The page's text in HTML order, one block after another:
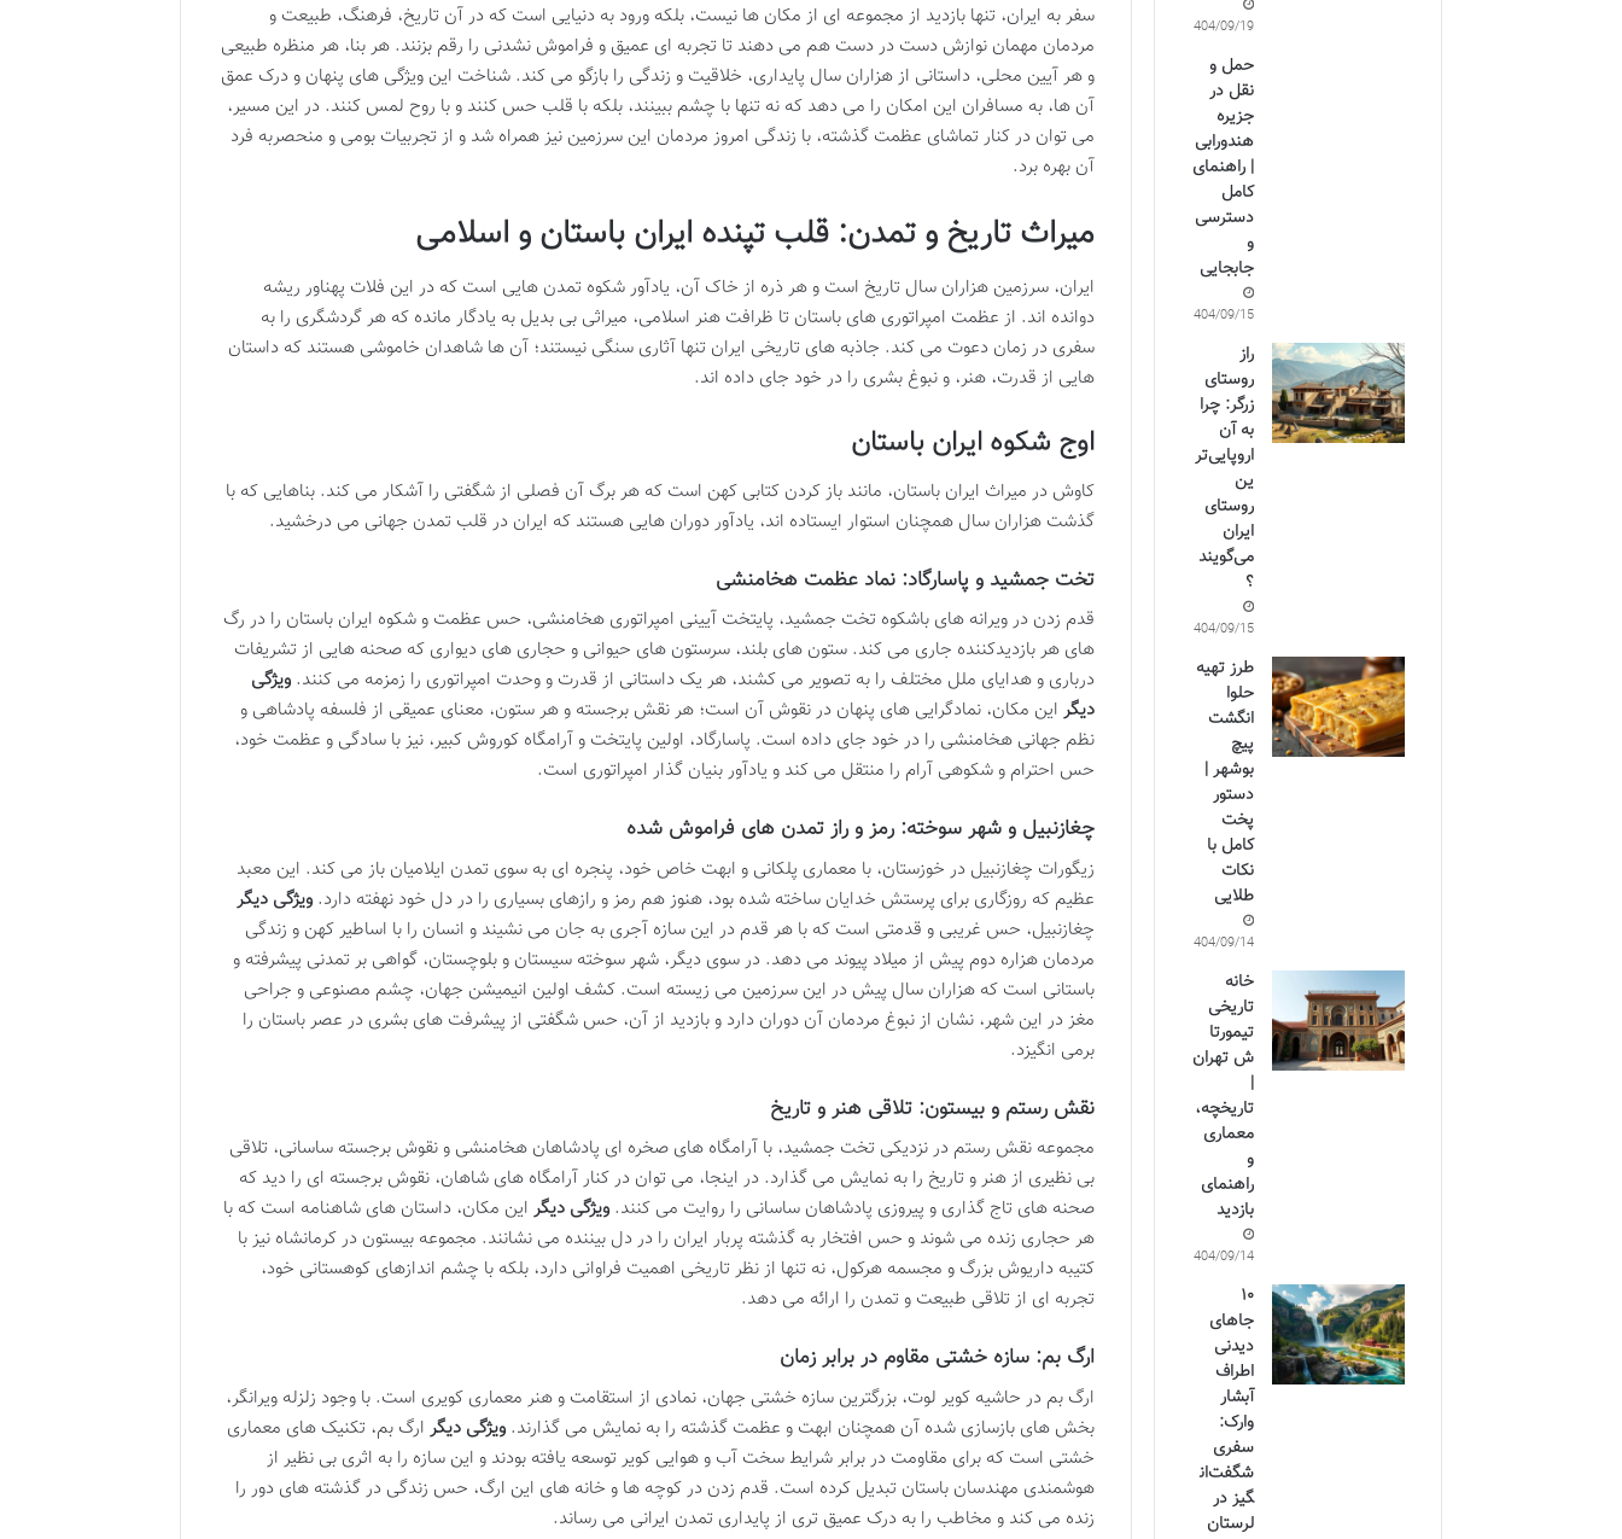
سفر به ایران، تنها بازدید از مجموعه ای از مکان ها نیست، بلکه ورود به دنیایی است که در آن تاریخ، فرهنگ، طبیعت و
مردمان مهمان نوازش دست در دست هم می دهند تا تجربه ای عمیق و فراموش نشدنی را رقم بزنند. هر بنا، هر منظره طبیعی
و هر آیین محلی، داستانی از هزاران سال پایداری، خلاقیت و زندگی را بازگو می کند. شناخت این ویژگی های پنهان و درک عمق
آن ها، به مسافران این امکان را می دهد که نه تنها با چشم ببینند، بلکه با قلب حس کنند و با روح لمس کنند. در این مسیر،
می توان در کنار تماشای عظمت گذشته، با زندگی امروز مردمان این سرزمین نیز همراه شد و از تجربیات بومی و منحصربه فرد
آن بهره برد.
میراث تاریخ و تمدن: قلب تپنده ایران باستان و اسلامی
ایران، سرزمین هزاران سال تاریخ است و هر ذره از خاک آن، یادآور شکوه تمدن هایی است که در این فلات پهناور ریشه
دوانده اند. از عظمت امپراتوری های باستان تا ظرافت هنر اسلامی، میراثی بی بدیل به یادگار مانده که هر گردشگری را به
سفری در زمان دعوت می کند. جاذبه های تاریخی ایران تنها آثاری سنگی نیستند؛ آن ها شاهدان خاموشی هستند که داستان
هایی از قدرت، هنر، و نبوغ بشری را در خود جای داده اند.
اوج شکوه ایران باستان
کاوش در میراث ایران باستان، مانند باز کردن کتابی کهن است که هر برگ آن فصلی از شگفتی را آشکار می کند. بناهایی که با
گذشت هزاران سال همچنان استوار ایستاده اند، یادآور دوران هایی هستند که ایران در قلب تمدن جهانی می درخشید.
تخت جمشید و پاسارگاد: نماد عظمت هخامنشی
قدم زدن در ویرانه های باشکوه تخت جمشید، پایتخت آیینی امپراتوری هخامنشی، حس عظمت و شکوه ایران باستان را در رگ
های هر بازدیدکننده جاری می کند. ستون های بلند، سرستون های حیوانی و حجاری های دیواری که صحنه هایی از تشریفات
درباری و هدایای ملل مختلف را به تصویر می کشند، هر یک داستانی از قدرت و وحدت امپراتوری را زمزمه می کنند.ویژگی
دیگر این مکان، نمادگرایی های پنهان در نقوش آن است؛ هر نقش برجسته و هر ستون، معنای عمیقی از فلسفه پادشاهی و
نظم جهانی هخامنشی را در خود جای داده است. پاسارگاد، اولین پایتخت و آرامگاه کوروش کبیر، نیز با سادگی و عظمت خود،
حس احترام و شکوهی آرام را منتقل می کند و یادآور بنیان گذار امپراتوری است.
چغازنبیل و شهر سوخته: رمز و راز تمدن های فراموش شده
زیگورات چغازنبیل در خوزستان، با معماری پلکانی و ابهت خاص خود، پنجره ای به سوی تمدن ایلامیان باز می کند. این معبد
عظیم که روزگاری برای پرستش خدایان ساخته شده بود، هنوز هم رمز و رازهای بسیاری را در دل خود نهفته دارد.ویژگی دیگر
چغازنبیل، حس غریبی و قدمتی است که با هر قدم در این سازه آجری به جان می نشیند و انسان را با اساطیر کهن و زندگی
مردمان هزاره دوم پیش از میلاد پیوند می دهد. در سوی دیگر، شهر سوخته سیستان و بلوچستان، گواهی بر تمدنی پیشرفته و
باستانی است که هزاران سال پیش در این سرزمین می زیسته است. کشف اولین انیمیشن جهان، چشم مصنوعی و جراحی
مغز در این شهر، نشان از نبوغ مردمان آن دوران دارد و بازدید از آن، حس شگفتی از پیشرفت های بشری در عصر باستان را
برمی انگیزد.
نقش رستم و بیستون: تلاقی هنر و تاریخ
مجموعه نقش رستم در نزدیکی تخت جمشید، با آرامگاه های صخره ای پادشاهان هخامنشی و نقوش برجسته ساسانی، تلاقی
بی نظیری از هنر و تاریخ را به نمایش می گذارد. در اینجا، می توان در کنار آرامگاه های شاهان، نقوش برجسته ای را دید که
صحنه های تاج گذاری و پیروزی پادشاهان ساسانی را روایت می کنند.ویژگی دیگر این مکان، داستان های شاهنامه است که با
هر حجاری زنده می شوند و حس افتخار به گذشته پربار ایران را در دل بیننده می نشانند. مجموعه بیستون در کرمانشاه نیز با
کتیبه داریوش بزرگ و مجسمه هرکول، نه تنها از نظر تاریخی اهمیت فراوانی دارد، بلکه با چشم اندازهای کوهستانی خود،
تجربه ای از تلاقی طبیعت و تمدن را ارائه می دهد.
ارگ بم: سازه خشتی مقاوم در برابر زمان
ارگ بم در حاشیه کویر لوت، بزرگترین سازه خشتی جهان، نمادی از استقامت و هنر معماری کویری است. با وجود زلزله ویرانگر،
بخش های بازسازی شده آن همچنان ابهت و عظمت گذشته را به نمایش می گذارند.ویژگی دیگر ارگ بم، تکنیک های معماری
خشتی است که برای مقاومت در برابر شرایط سخت آب و هوایی کویر توسعه یافته بودند و این سازه را به اثری بی نظیر از
هوشمندی مهندسان باستان تبدیل کرده است. قدم زدن در کوچه ها و خانه های این ارگ، حس زندگی در گذشته های دور را
زنده می کند و مخاطب را به درک عمیق تری از پایداری تمدن ایرانی می رساند.
1404/09/19
حمل و
نقل در
جزیره
هندورابی
| راهنمای
کامل
دسترسی
و
جابجایی
1404/09/15
راز
روستای
زرگر: چرا
به آن
اروپایی‌تر
ین
روستای
ایران
می‌گویند
؟
1404/09/15
طرز تهیه
حلوا
انگشت
پیچ
بوشهر |
دستور
پخت
کامل با
نکات
طلایی
1404/09/14
خانه
تاریخی
تیمورتا
ش تهران
|
تاریخچه،
معماری
و
راهنمای
بازدید
1404/09/14
۱۰
جاهای
دیدنی
اطراف
آبشار
وارک:
سفری
شگفت‌ان
گیز در
لرستان